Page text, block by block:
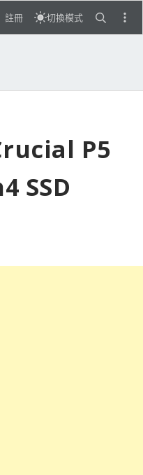
註冊 切換模式
P5
SSD